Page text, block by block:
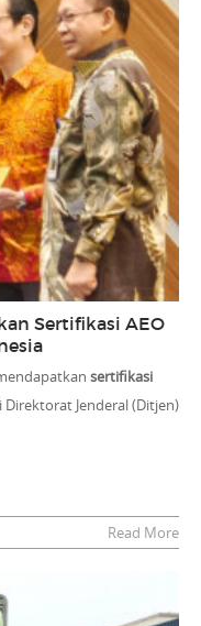
Sertifikasi AEO
sertifikasi
Direktorat Jenderal (Ditjen)
Read More